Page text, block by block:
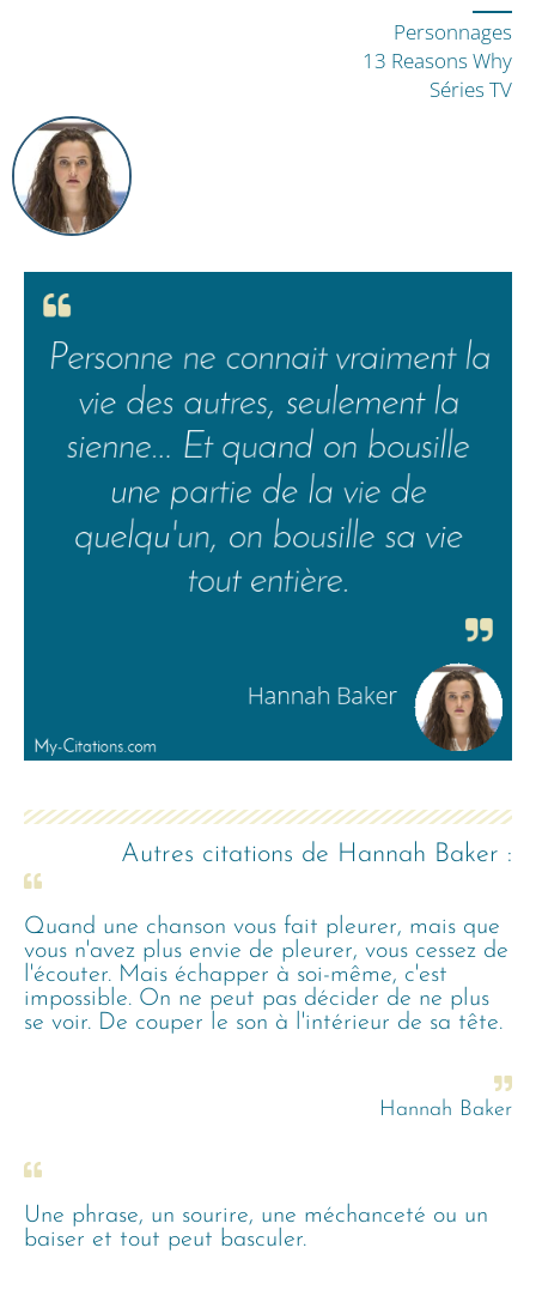
Personnages
13 Reasons Why
Séries TV
Autres citations de Hannah Baker :
Quand une chanson vous fait pleurer, mais que
vous n'avez plus envie de pleurer, vous cessez de
l'écouter. Mais échapper à soi-même, c'est
impossible. On ne peut pas décider de ne plus
se voir. De couper le son à l'intérieur de sa tête.
Hannah Baker
Une phrase, un sourire, une méchanceté ou un
baiser et tout peut basculer.